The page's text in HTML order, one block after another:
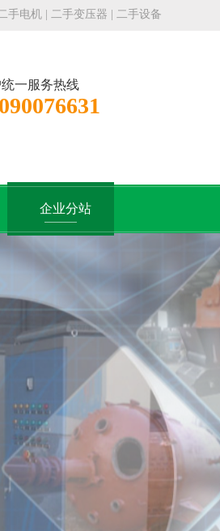
手电机 二手变压器 二手设备
一服务热线
企业分站